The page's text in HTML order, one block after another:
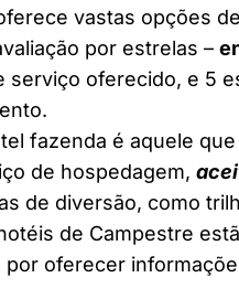
vastas opções
por estrelas –
serviço oferecido, e 5
fazenda é aquele
de hospedagem,
de diversão, como
de Campestre
por oferecer